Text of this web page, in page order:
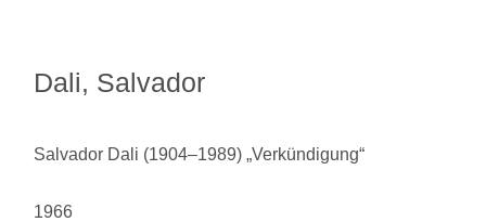
Dali, Salvador
Salvador Dali (1904–1989) „Verkündigung“
1966